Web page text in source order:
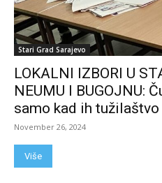
Stari Grad Sarajevo
LOKALNI IZBORI U
NEUMU I BUGOJNU:
samo kad ih
November 26, 2024
Više